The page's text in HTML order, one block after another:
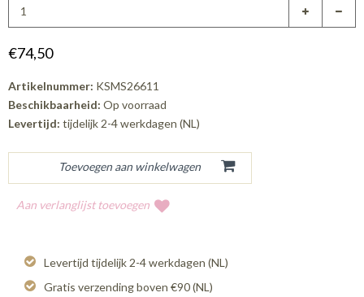
€74,50
Artikelnummer: KSMS26611
Beschikbaarheid: Op voorraad
Levertijd: tijdelijk 2-4 werkdagen (NL)
Aan verlanglijst toevoegen
Levertijd tijdelijk 2-4 werkdagen (NL)
Gratis verzending boven €90 (NL)